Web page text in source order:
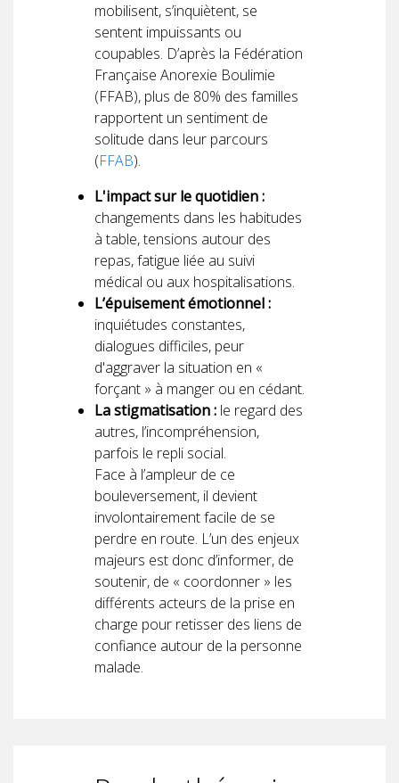
mobilisent, s’inquiètent, se
sentent impuissants ou
coupables. D’après la Fédération
Française Anorexie Boulimie
(FFAB), plus de 80% des familles
rapportent un sentiment de
solitude dans leur parcours
(FFAB).
L'impact sur le quotidien :
changements dans les habitudes
à table, tensions autour des
repas, fatigue liée au suivi
médical ou aux hospitalisations.
L’épuisement émotionnel :
inquiétudes constantes,
dialogues difficiles, peur
d'aggraver la situation en «
forçant » à manger ou en cédant.
La stigmatisation : le regard des
autres, l’incompréhension,
parfois le repli social.
Face à l’ampleur de ce
bouleversement, il devient
involontairement facile de se
perdre en route. L’un des enjeux
majeurs est donc d’informer, de
soutenir, de « coordonner » les
différents acteurs de la prise en
charge pour retisser des liens de
confiance autour de la personne
malade.